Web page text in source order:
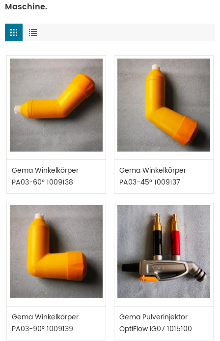
Maschine.
Gema Winkelkörper
PA03-60° 1009138
Gema Winkelkörper
PA03-45° 1009137
Gema Winkelkörper
PA03-90° 1009139
Gema Pulverinjektor
OptiFlow IG07 1015100